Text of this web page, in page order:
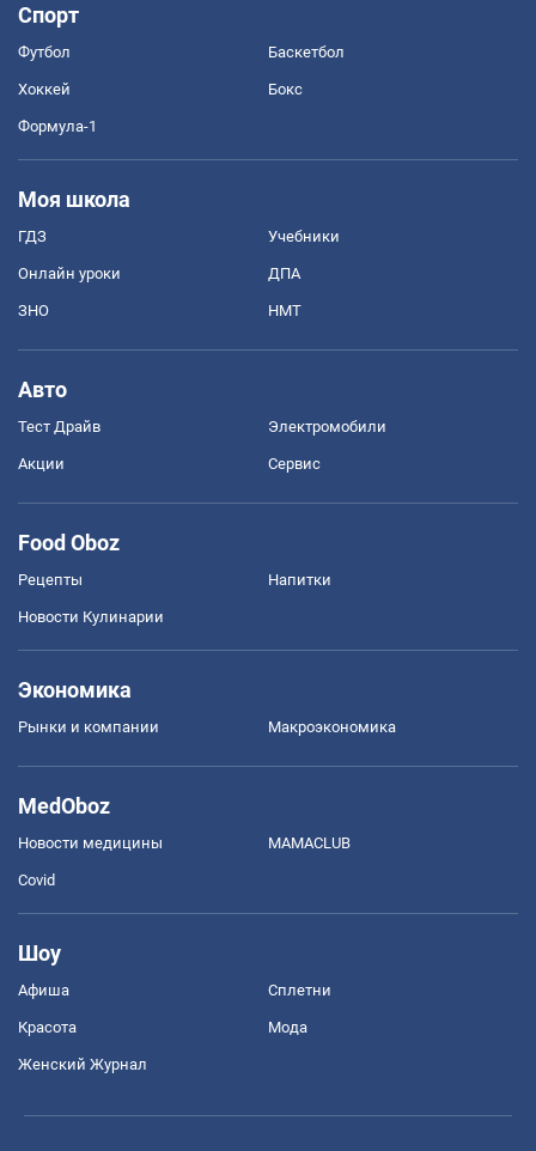
Спорт
Футбол Баскетбол
Хоккей Бокс
Формула-1
Моя школа
ГДЗ Учебники
Онлайн уроки ДПА
ЗНО НМТ
Авто
Тест Драйв Электромобили
Акции Сервис
Food Oboz
Рецепты Напитки
Новости Кулинарии
Экономика
Рынки и компании Mакроэкономика
MedOboz
Новости медицины MAMACLUB
Covid
Шоу
Афиша Сплетни
Красота Мода
Женский Журнал